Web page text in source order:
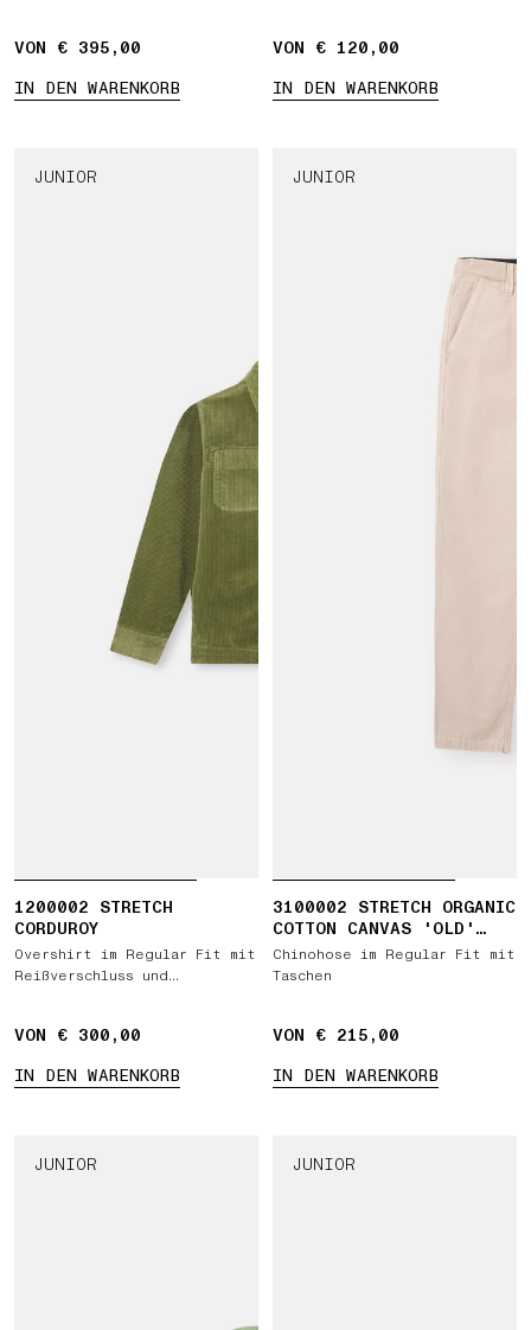
VON € 395,00
IN DEN WARENKORB
VON € 120,00
IN DEN WARENKORB
JUNIOR
1200002 STRETCH
CORDUROY
Overshirt im Regular Fit mit
Reißverschluss und
VON € 300,00
IN DEN WARENKORB
JUNIOR
3100002 STRETCH ORGANIC
COTTON CANVAS 'OLD'
EFFECT
Chinohose im Regular Fit mit
Taschen
VON € 215,00
IN DEN WARENKORB
JUNIOR JUNIOR